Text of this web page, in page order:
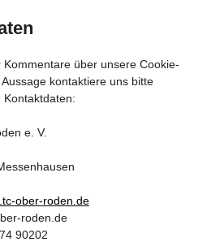
über unsere Cookie-
kontaktiere uns bitte
Kontaktdaten:
e. V.
ober-roden.de
roden.de
90202